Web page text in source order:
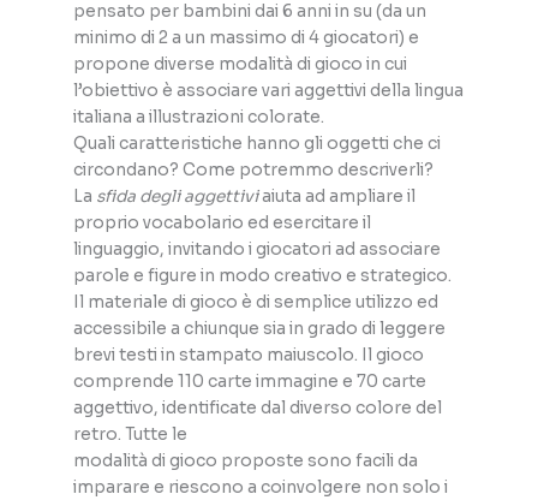
pensato per bambini dai 6 anni in su (da un
minimo di 2 a un massimo di 4 giocatori) e
propone diverse modalità di gioco in cui
l’obiettivo è associare vari aggettivi della lingua
italiana a illustrazioni colorate.
Quali caratteristiche hanno gli oggetti che ci
circondano? Come potremmo descriverli?
La sfida degli aggettiviaiuta ad ampliare il
proprio vocabolario ed esercitare il
linguaggio, invitando i giocatori ad associare
parole e figure in modo creativo e strategico.
Il materiale di gioco è di semplice utilizzo ed
accessibile a chiunque sia in grado di leggere
brevi testi in stampato maiuscolo. Il gioco
comprende 110 carte immagine e 70 carte
aggettivo, identificate dal diverso colore del
retro. Tutte le
modalità di gioco proposte sono facili da
imparare e riescono a coinvolgere non solo i